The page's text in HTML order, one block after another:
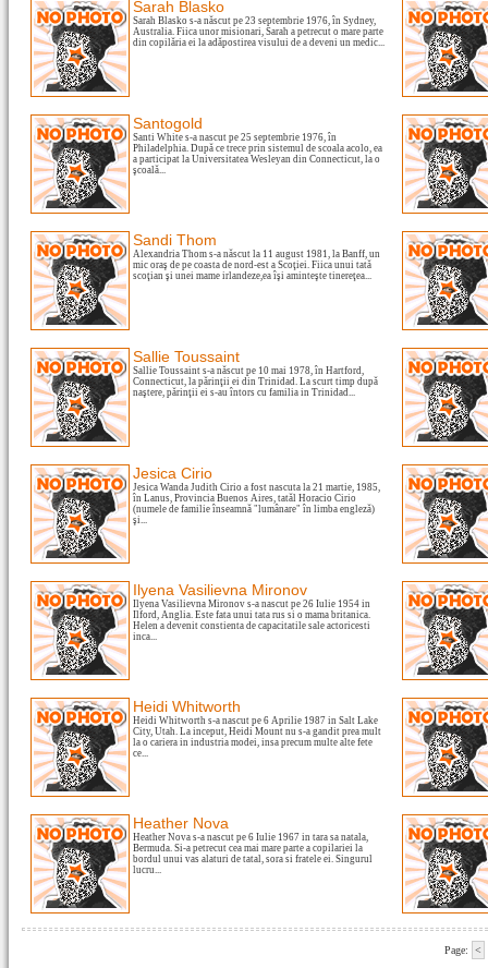
Sarah Blasko
Sarah Blasko s-a născut pe 23 septembrie 1976, în Sydney,
Australia. Fiica unor misionari, Sarah a petrecut o mare parte
din copilăria ei la adăpostirea visului de a deveni un medic...
Santogold
Santi White s-a nascut pe 25 septembrie 1976, în
Philadelphia. După ce trece prin sistemul de scoala acolo, ea
a participat la Universitatea Wesleyan din Connecticut, la o
şcoală...
Sandi Thom
Alexandria Thom s-a născut la 11 august 1981, la Banff, un
mic oraş de pe coasta de nord-est a Scoţiei. Fiica unui tată
scoţian şi unei mame irlandeze,ea îşi aminteşte tinereţea...
Sallie Toussaint
Sallie Toussaint s-a născut pe 10 mai 1978, în Hartford,
Connecticut, la părinţii ei din Trinidad. La scurt timp după
naştere, părinţii ei s-au întors cu familia in Trinidad...
Jesica Cirio
Jesica Wanda Judith Cirio a fost nascuta la 21 martie, 1985,
în Lanus, Provincia Buenos Aires, tatăl Horacio Cirio
(numele de familie înseamnă "lumânare" în limba engleză)
şi...
Ilyena Vasilievna Mironov
Ilyena Vasilievna Mironov s-a nascut pe 26 Iulie 1954 in
Ilford, Anglia. Este fata unui tata rus si o mama britanica.
Helen a devenit constienta de capacitatile sale actoricesti
inca...
Heidi Whitworth
Heidi Whitworth s-a nascut pe 6 Aprilie 1987 in Salt Lake
City, Utah. La inceput, Heidi Mount nu s-a gandit prea mult
la o cariera in industria modei, insa precum multe alte fete
ce...
Heather Nova
Heather Nova s-a nascut pe 6 Iulie 1967 in tara sa natala,
Bermuda. Si-a petrecut cea mai mare parte a copilariei la
bordul unui vas alaturi de tatal, sora si fratele ei. Singurul
lucru...
Page: <